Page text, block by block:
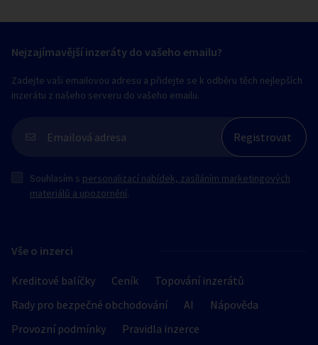
Vše o inzerci
Kreditové balíčky Ceník
Topování inzerátů
Rady pro bezpečné obchodování
AI
Nápověda
Provozní podmínky
Pravidla inzerce
Nejzajímavější inzeráty do vašeho emailu?
Zadejte vaši emailovou adresu a přidejte se k odběru těch nejlepších
inzerátu z našeho serveru do vašeho emailu.
Souhlasím s personalizací nabídek, zasíláním marketingových
materiálů a upozornění.